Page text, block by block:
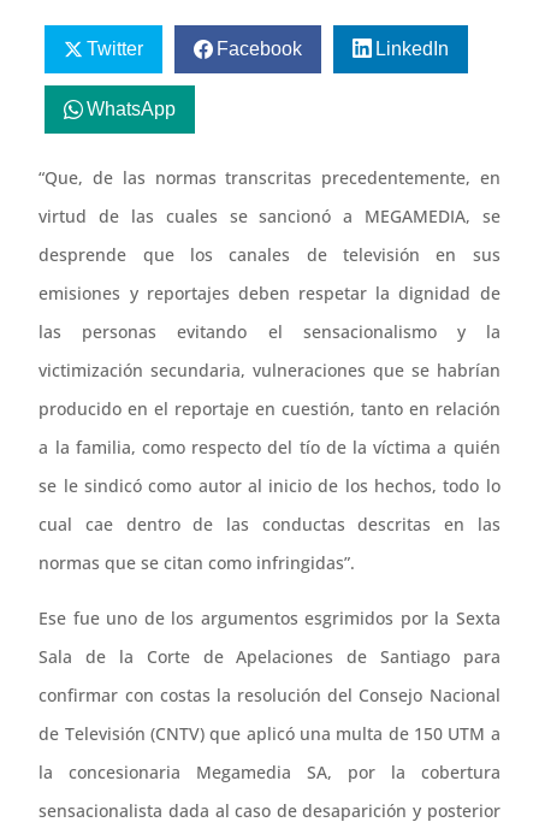
Twitter Facebook LinkedIn
WhatsApp
“Que, de las normas transcritas precedentemente, en
virtud de las cuales se sancionó a MEGAMEDIA, se
desprende que los canales de televisión en sus
emisiones y reportajes deben respetar la dignidad de
las personas evitando el sensacionalismo y la
victimización secundaria, vulneraciones que se habrían
producido en el reportaje en cuestión, tanto en relación
a la familia, como respecto del tío de la víctima a quién
se le sindicó como autor al inicio de los hechos, todo lo
cual cae dentro de las conductas descritas en las
normas que se citan como infringidas”.
Ese fue uno de los argumentos esgrimidos por la Sexta
Sala de la Corte de Apelaciones de Santiago para
confirmar con costas la resolución del Consejo Nacional
de Televisión (CNTV) que aplicó una multa de 150 UTM a
la concesionaria Megamedia SA, por la cobertura
sensacionalista dada al caso de desaparición y posterior